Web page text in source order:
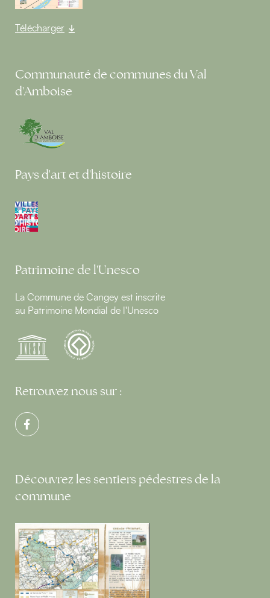
Télécharger
Communauté de communes du Val
d'Amboise
Pays d'art et d'histoire
Patrimoine de l'Unesco
La Commune de Cangey est inscrite
au Patrimoine Mondial de l'Unesco
Retrouvez nous sur :
Découvrez les sentiers pédestres de la
commune